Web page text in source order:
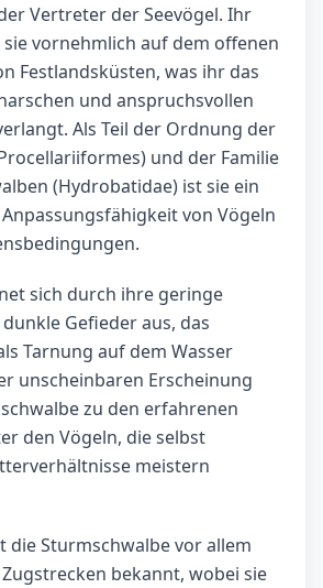
Vertreter der Seevögel. Ihr
vornehmlich auf dem offenen
Festlandsküsten, was ihr das
und anspruchsvollen
Als Teil der Ordnung der
und der Familie
(Hydrobatidae) ist sie ein
von Vögeln
sich durch ihre geringe
Gefieder aus, das
Tarnung auf dem Wasser
unscheinbaren Erscheinung
zu den erfahrenen
den Vögeln, die selbst
meistern
die Sturmschwalbe vor allem
bekannt, wobei sie